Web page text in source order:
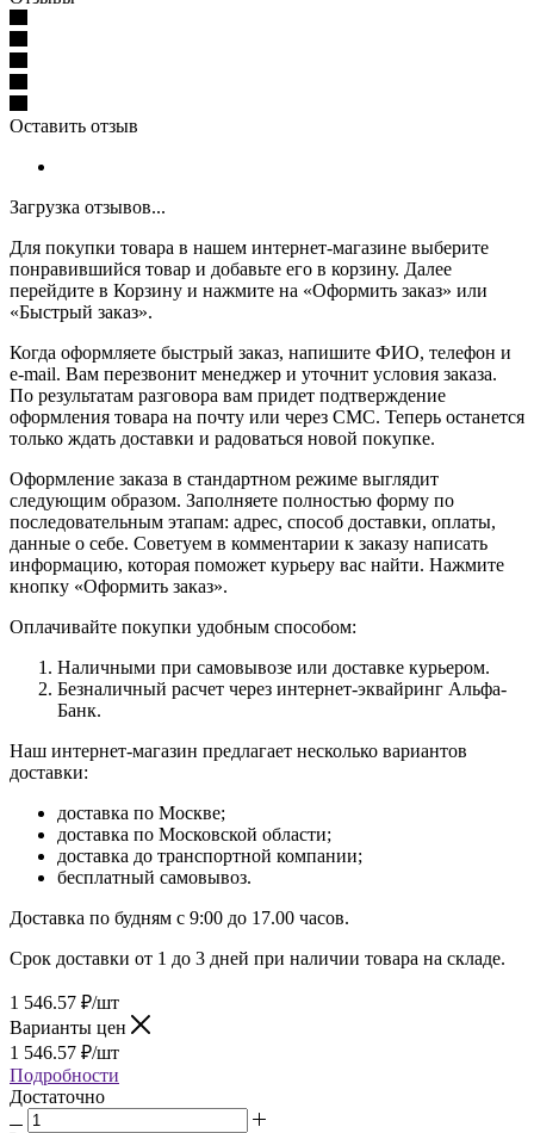
Оставить отзыв
Загрузка отзывов...
Для покупки товара в нашем интернет-магазине выберите
понравившийся товар и добавьте его в корзину. Далее
перейдите в Корзину и нажмите на «Оформить заказ» или
«Быстрый заказ».
Когда оформляете быстрый заказ, напишите ФИО, телефон и
e-mail. Вам перезвонит менеджер и уточнит условия заказа.
По результатам разговора вам придет подтверждение
оформления товара на почту или через СМС. Теперь останется
только ждать доставки и радоваться новой покупке.
Оформление заказа в стандартном режиме выглядит
следующим образом. Заполняете полностью форму по
последовательным этапам: адрес, способ доставки, оплаты,
данные о себе. Советуем в комментарии к заказу написать
информацию, которая поможет курьеру вас найти. Нажмите
кнопку «Оформить заказ».
Оплачивайте покупки удобным способом:
Наличными при самовывозе или доставке курьером.
Безналичный расчет через интернет-эквайринг Альфа-
Банк.
Наш интернет-магазин предлагает несколько вариантов
доставки:
доставка по Москве;
доставка по Московской области;
доставка до транспортной компании;
бесплатный самовывоз.
Доставка по будням с 9:00 до 17.00 часов.
Срок доставки от 1 до 3 дней при наличии товара на складе.
1 546.57 ₽/шт
Варианты цен
1 546.57 ₽/шт
Подробности
Достаточно